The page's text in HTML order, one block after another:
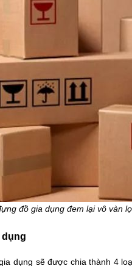
đồ gia dụng đem lại vô vàn
dụng
dụng sẽ được chia thành 4